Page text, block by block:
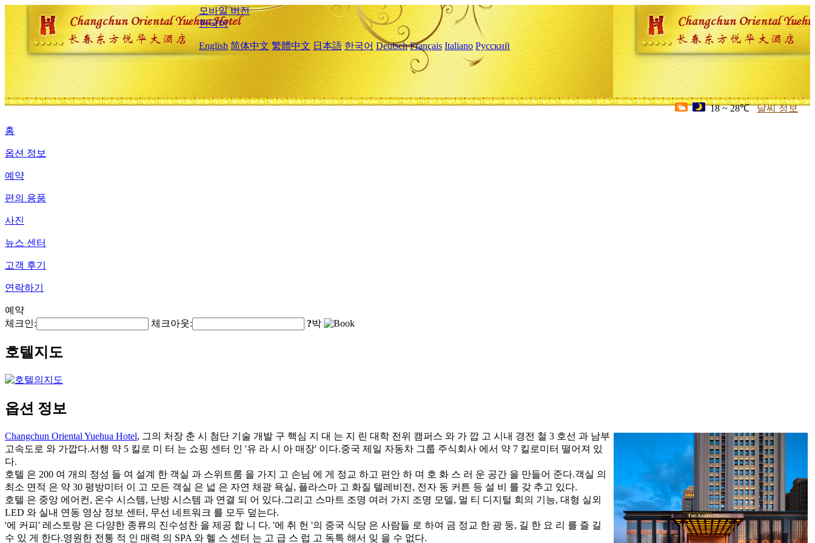
모바일 버전
한국어
English 简体中文 繁體中文 日本語 한국어 Deutsch Français Italiano Русский
18 ~ 28℃ 날씨 정보
홈
옵션 정보
예약
편의 용품
사진
뉴스 센터
고객 후기
연락하기
예약
체크인:
체크아웃: ?박
호텔지도
옵션 정보
Changchun Oriental Yuehua Hotel, 그의 처장 춘 시 첨단 기술 개발 구 핵심 지 대 는 지 린 대학 전위 캠퍼스 와 가 깝 고 시내 경전 철 3 호선 과 남부
고속도로 와 가깝다.서행 약 5 킬로 미 터 는 쇼핑 센터 인 '유 라 시 아 매장' 이다.중국 제일 자동차 그룹 주식회사 에서 약 7 킬로미터 떨어져 있
다.
호텔 은 200 여 개의 정성 들 여 설계 한 객실 과 스위트룸 을 가지 고 손님 에 게 정교 하고 편안 하 며 호 화 스 러 운 공간 을 만들어 준다.객실 의
최소 면적 은 약 30 평방미터 이 고 모든 객실 은 넓 은 자연 채광 욕실, 플라스마 고 화질 텔레비전, 전자 동 커튼 등 설 비 를 갖 추고 있다.
호텔 은 중앙 에어컨, 온수 시스템, 난방 시스템 과 연결 되 어 있다.그리고 스마트 조명 여러 가지 조명 모델, 멀 티 디지털 회의 기능, 대형 실외
LED 와 실내 연동 영상 정보 센터, 무선 네트워크 를 모두 덮는다.
'에 커피' 레스토랑 은 다양한 종류의 진수성찬 을 제공 합 니 다. '에 취 헌 '의 중국 식당 은 사람들 로 하여 금 정교 한 광 둥, 길 한 요 리 를 즐 길
수 있 게 한다.영원한 전통 적 인 매력 의 SPA 와 헬 스 센터 는 고 급 스 럽 고 독특 해서 잊 을 수 없다.